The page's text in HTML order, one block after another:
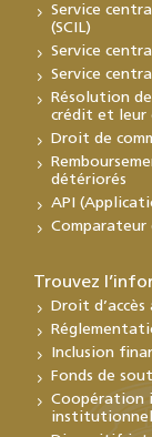
Service
(SCIL)
Service
Service
Résolution
crédit et leur
Droit de
détériorés
API
Comparateur
Trouvez
Droit
Inclusion
Fonds de
Coopération